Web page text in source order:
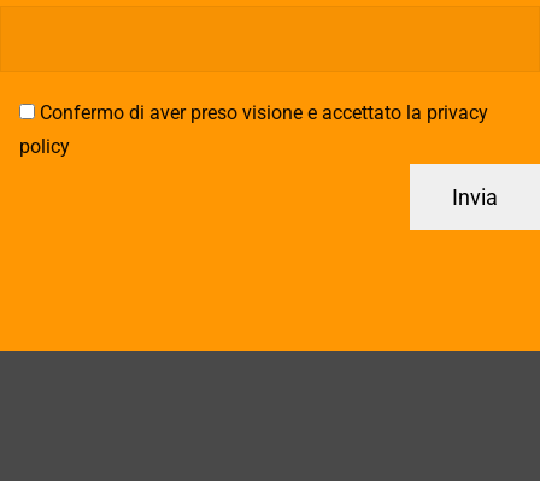
Confermo di aver preso visione e accettato la privacy
policy